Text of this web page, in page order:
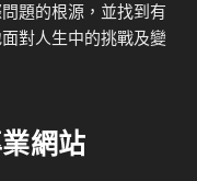
題的根源，並找到有
對人生中的挑戰及變
網站